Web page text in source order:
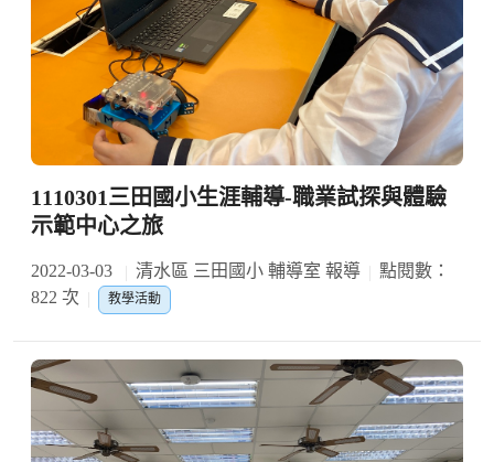
1110301三田國小生涯輔導-職業試探與體驗
示範中心之旅
2022-03-03 清水區 三田國小 輔導室 報導
點閱數：
822 次
教學活動